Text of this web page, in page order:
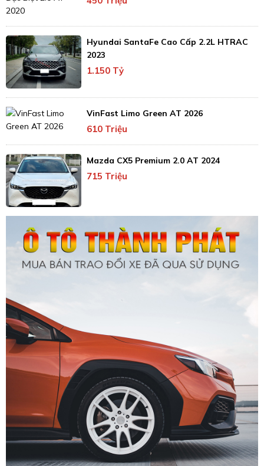
Hyundai SantaFe Cao Cấp 2.2L HTRAC
2023
1.150 Tỷ
VinFast Limo Green AT 2026
610 Triệu
Mazda CX5 Premium 2.0 AT 2024
715 Triệu